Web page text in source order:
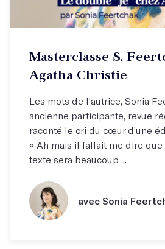
Masterclasse S.
Agatha Christie
Les mots de l'autrice, Sonia
ancienne participante, revue
raconté le cri du cœur d’une
« Ah mais il fallait me dire que
texte sera beaucoup ...
avec Sonia